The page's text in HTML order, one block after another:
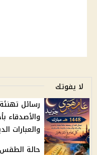
لا يفوتك
والأصدقاء
والعبارات